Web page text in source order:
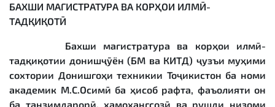
БАХШИ МАГИСТРАТУРА ВА КОРҲОИ ИЛМӢ-
ТАДҚИҚОТӢ
Бахши магистратура ва корҳои илмӣ-
тадқиқотии донишҷӯён (БМ ва КИТД) ҷузъи муҳими
сохтории Донишгоҳи техникии Тоҷикистон ба номи
академик М.С.Осимӣ ба ҳисоб рафта, фаъолияти он
ба танзимдарорӣ, ҳамоҳангсозӣ ва рушди низоми